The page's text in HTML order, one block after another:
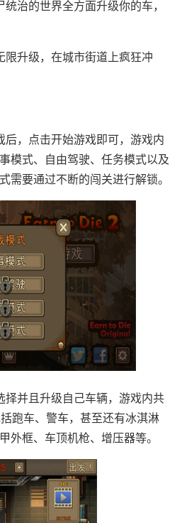
治的世界全方面升级你的车，
限升级，在城市街道上疯狂冲
后，点击开始游戏即可，游戏内
模式、自由驾驶、任务模式以及
需要通过不断的闯关进行解锁。
并且升级自己车辆，游戏内共
跑车、警车，甚至还有冰淇淋
外框、车顶机枪、增压器等。